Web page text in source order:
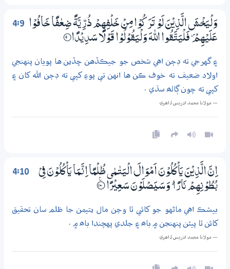
4:9
وَلْيَخْشَ الَّذِيْنَ لَوْ تَرَكُوْا مِنْ خَلْفِھِمْ ذُرِّيَّةً ضِعٰفًا خَافُوْا
عَلَيْھِمْ ۠ فَلْيَتَّقُوا اللّٰهَ وَلْيَقُوْلُوْا قَوْلًا سَدِيْدًا 9‏۝
۽ گهرجي ته ڊڄن اهي شخص جو جيڪڏهن ڇڏين ها پويان پنهنجي
اولاد ضعيف ته خوف ڪن ها انهن تي پوءِ کپي ته ڊڄن الله کان ۽
کپي ته چون ڳالھ سڌي .
— مولانا محمد ادريس ڏاھري
4:10
اِنَّ الَّذِيْنَ يَاْكُلُوْنَ اَمْوَالَ الْيَتٰـمٰى ظُلْمًا اِنَّـمَا يَاْكُلُوْنَ فِيْ
بُطُوْنِھِمْ نَارًا ۭ وَسَيَصْلَوْنَ سَعِيْرًا
؀ۧ10
بيشڪ اهي ماڻهو جو کائي ٿا وڃن مال يتيمن جا ظلم سان تحقيق
کائن ٿا پيٽن پنهنجن ۾ باھ ۽ جلدي پهچندا باھ ۾ .
— مولانا محمد ادريس ڏاھري